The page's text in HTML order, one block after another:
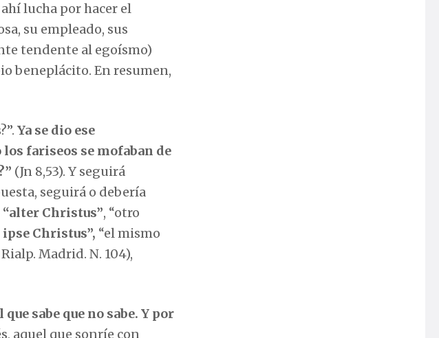
lucha por hacer el
su empleado, sus
tendente al egoísmo)
beneplácito. En resumen,
Ya se dio ese
fariseos se mofaban de
(Jn 8,53). Y seguirá
seguirá o debería
“alter Christus”, “otro
Christus”, “el mismo
Madrid. N. 104),
sabe que no sabe. Y por
aquel que sonríe con